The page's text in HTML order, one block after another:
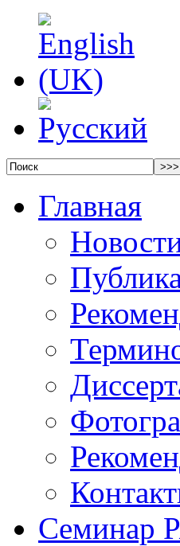
Главная
Семинар